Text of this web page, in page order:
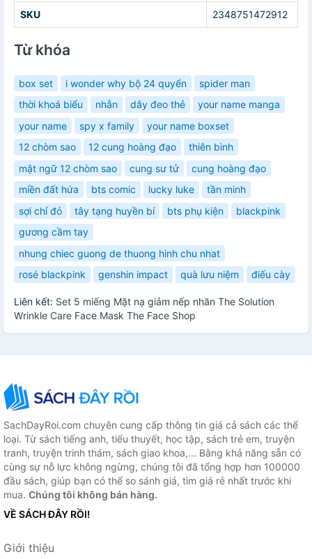
SKU 2348751472912
Từ khóa
box set i wonder why bộ 24 quyển
spider man
thời khoá biểu
nhẫn dây đeo thẻ
your name manga
your name
spy x family
your name boxset
12 chòm sao
12 cung hoàng đạo
thiên bình
mật ngữ 12 chòm sao
cung sư tử
cung hoàng đạo
miền đất hứa
bts comic lucky luke
tần minh
sợi chỉ đỏ
tây tạng huyền bí bts phụ kiện
blackpink
gương cầm tay
nhung chiec guong de thuong hinh chu nhat
rosé blackpink
genshin impact quà lưu niệm điếu cày
Liên kết: Set 5 miếng Mặt nạ giảm nếp nhăn The Solution
Wrinkle Care Face Mask The Face Shop
SachDayRoi.com chuyên cung cấp thông tin giá cả sách các thể
loại. Từ sách tiếng anh, tiểu thuyết, học tập, sách trẻ em, truyện
tranh, truyện trinh thám, sách giao khoa,... Bằng khả năng sẵn có
cùng sự nỗ lực không ngừng, chúng tôi đã tổng hợp hơn 100000
đầu sách, giúp bạn có thể so sánh giá, tìm giá rẻ nhất trước khi
mua. Chúng tôi không bán hàng.
VỀ SÁCH ĐÂY RỒI!
Giới thiệu